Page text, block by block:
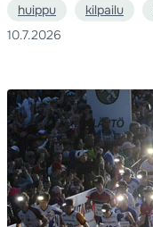
huippu kilpailu
10.7.2026